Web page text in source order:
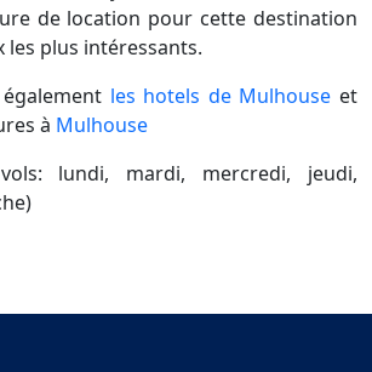
de location pour cette destination
les plus intéressants.
les hotels de Mulhouse et
à Mulhouse
lundi, mardi, mercredi, jeudi,